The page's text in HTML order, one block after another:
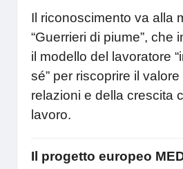
Il riconoscimento va alla
“Guerrieri di piume”, che
il modello del lavoratore
sé” per riscoprire il
relazioni e della crescita
lavoro.
Il progetto europeo